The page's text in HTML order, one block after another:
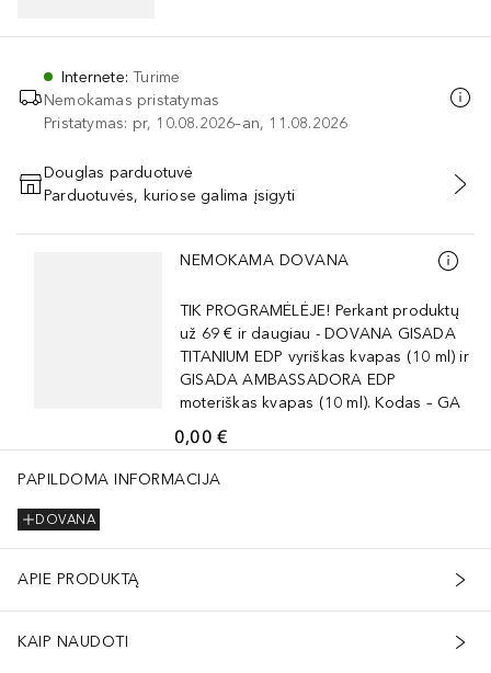
Internete:Turime
Nemokamas pristatymas
Pristatymas: pr, 10.08.2026–an, 11.08.2026
PRIDĖTI Į KREPŠELĮ
Douglas parduotuvė
Parduotuvės, kuriose galima įsigyti
Praleisti slankiklį
NEMOKAMA DOVANA
TIK PROGRAMĖLĖJE! Perkant produktų
už 69 € ir daugiau - DOVANA GISADA
TITANIUM EDP vyriškas kvapas (10 ml) ir
GISADA AMBASSADORA EDP
moteriškas kvapas (10 ml). Kodas – GA
0,00 €
PAPILDOMA INFORMACIJA
DOVANA
APIE PRODUKTĄ
KAIP NAUDOTI